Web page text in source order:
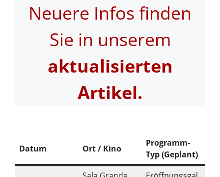
Neuere Infos finden
Sie in unserem
aktualisierten
Artikel.
Datum Ort / Kino
Programm-
Typ (Geplant)